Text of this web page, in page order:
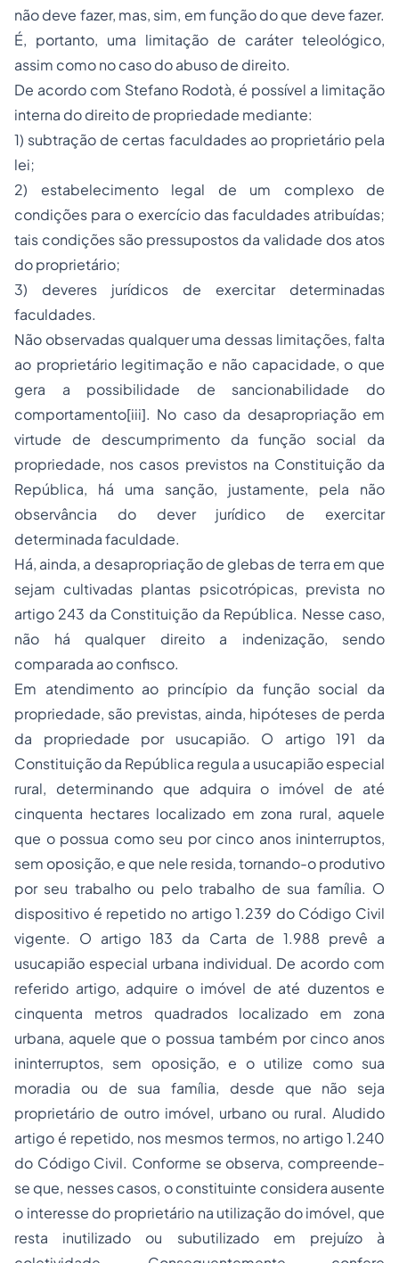
não deve fazer, mas, sim, em função do que deve fazer.
É, portanto, uma limitação de caráter teleológico,
assim como no caso do abuso de direito.
De acordo com Stefano Rodotà, é possível a limitação
interna do direito de propriedade mediante:
1) subtração de certas faculdades ao proprietário pela
lei;
2) estabelecimento legal de um complexo de
condições para o exercício das faculdades atribuídas;
tais condições são pressupostos da validade dos atos
do proprietário;
3) deveres jurídicos de exercitar determinadas
faculdades.
Não observadas qualquer uma dessas limitações, falta
ao proprietário legitimação e não capacidade, o que
gera a possibilidade de sancionabilidade do
comportamento[iii]. No caso da desapropriação em
virtude de descumprimento da função social da
propriedade, nos casos previstos na Constituição da
República, há uma sanção, justamente, pela não
observância do dever jurídico de exercitar
determinada faculdade.
Há, ainda, a desapropriação de glebas de terra em que
sejam cultivadas plantas psicotrópicas, prevista no
artigo 243 da Constituição da República. Nesse caso,
não há qualquer direito a indenização, sendo
comparada ao confisco.
Em atendimento ao princípio da função social da
propriedade, são previstas, ainda, hipóteses de perda
da propriedade por usucapião. O artigo 191 da
Constituição da República regula a usucapião especial
rural, determinando que adquira o imóvel de até
cinquenta hectares localizado em zona rural, aquele
que o possua como seu por cinco anos ininterruptos,
sem oposição, e que nele resida, tornando-o produtivo
por seu trabalho ou pelo trabalho de sua família. O
dispositivo é repetido no artigo 1.239 do Código Civil
vigente. O artigo 183 da Carta de 1.988 prevê a
usucapião especial urbana individual. De acordo com
referido artigo, adquire o imóvel de até duzentos e
cinquenta metros quadrados localizado em zona
urbana, aquele que o possua também por cinco anos
ininterruptos, sem oposição, e o utilize como sua
moradia ou de sua família, desde que não seja
proprietário de outro imóvel, urbano ou rural. Aludido
artigo é repetido, nos mesmos termos, no artigo 1.240
do Código Civil. Conforme se observa, compreende-
se que, nesses casos, o constituinte considera ausente
o interesse do proprietário na utilização do imóvel, que
resta inutilizado ou subutilizado em prejuízo à